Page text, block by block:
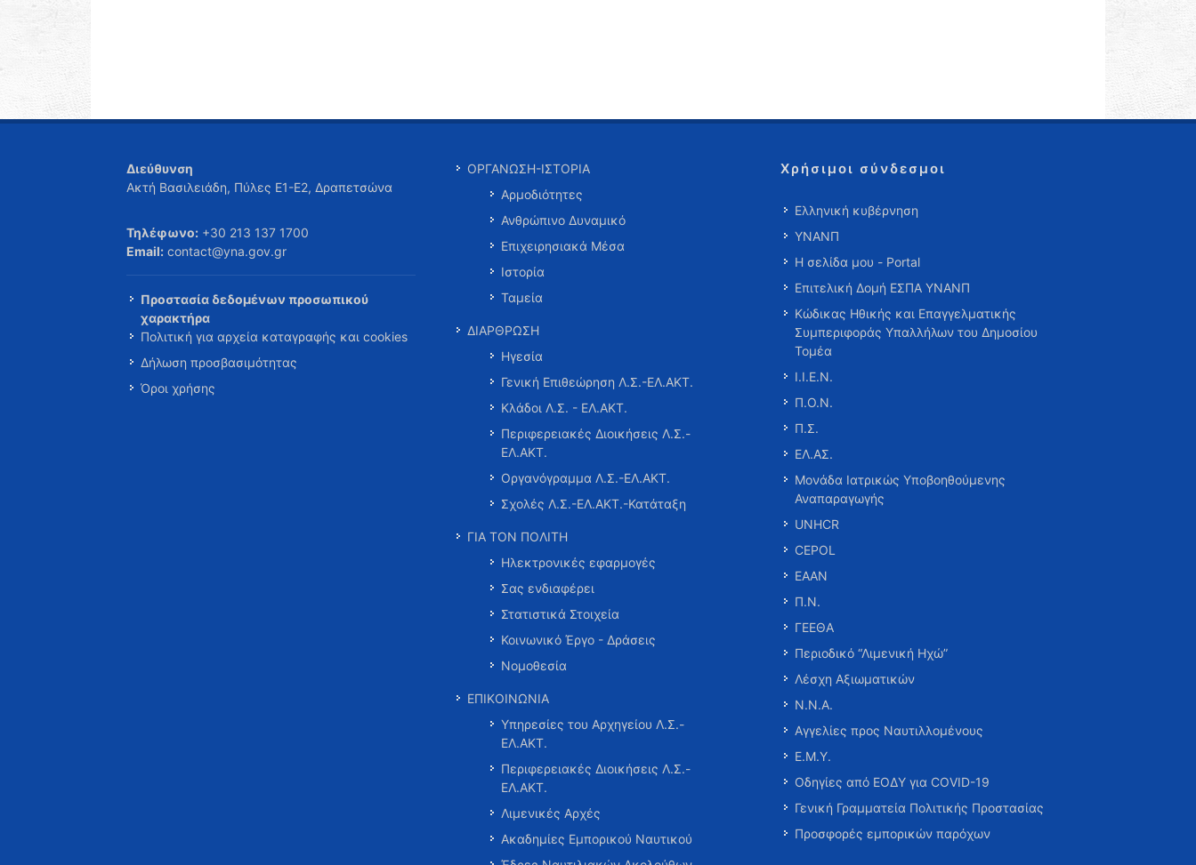
Διεύθυνση
Ακτή Βασιλειάδη, Πύλες Ε1-Ε2, Δραπετσώνα
Τηλέφωνο: +30 213 137 1700
Email: contact@yna.gov.gr
Προστασία δεδομένων προσωπικού
χαρακτήρα
Πολιτική για αρχεία καταγραφής και cookies
Δήλωση προσβασιμότητας
Όροι χρήσης
ΟΡΓΑΝΩΣΗ-ΙΣΤΟΡΙΑ
Αρμοδιότητες
Ανθρώπινο Δυναμικό
Επιχειρησιακά Μέσα
Ιστορία
Ταμεία
ΔΙΑΡΘΡΩΣΗ
Ηγεσία
Γενική Επιθεώρηση Λ.Σ.-ΕΛ.ΑΚΤ.
Κλάδοι Λ.Σ. - ΕΛ.ΑΚΤ.
Περιφερειακές Διοικήσεις Λ.Σ.-
ΕΛ.ΑΚΤ.
Οργανόγραμμα Λ.Σ.-ΕΛ.ΑΚΤ.
Σχολές Λ.Σ.-ΕΛ.ΑΚΤ.-Κατάταξη
ΓΙΑ ΤΟΝ ΠΟΛΙΤΗ
Ηλεκτρονικές εφαρμογές
Σας ενδιαφέρει
Στατιστικά Στοιχεία
Κοινωνικό Έργο - Δράσεις
Νομοθεσία
ΕΠΙΚΟΙΝΩΝΙΑ
Υπηρεσίες του Αρχηγείου Λ.Σ.-
ΕΛ.ΑΚΤ.
Περιφερειακές Διοικήσεις Λ.Σ.-
ΕΛ.ΑΚΤ.
Λιμενικές Αρχές
Ακαδημίες Εμπορικού Ναυτικού
Χρήσιμοι σύνδεσμοι
Ελληνική κυβέρνηση
ΥΝΑΝΠ
Η σελίδα μου - Portal
Επιτελική Δομή ΕΣΠΑ ΥΝΑΝΠ
Κώδικας Ηθικής και Επαγγελματικής
Συμπεριφοράς Υπαλλήλων του Δημοσίου
Τομέα
Ι.Ι.Ε.Ν.
Π.Ο.Ν.
Π.Σ.
ΕΛ.ΑΣ.
Μονάδα Ιατρικώς Υποβοηθούμενης
Αναπαραγωγής
UNHCR
CEPOL
ΕΑΑΝ
Π.Ν.
ΓΕΕΘΑ
Περιοδικό “Λιμενική Ηχώ”
Λέσχη Αξιωματικών
Ν.Ν.Α.
Αγγελίες προς Ναυτιλλομένους
Ε.Μ.Υ.
Οδηγίες από ΕΟΔΥ για COVID-19
Γενική Γραμματεία Πολιτικής Προστασίας
Προσφορές εμπορικών παρόχων